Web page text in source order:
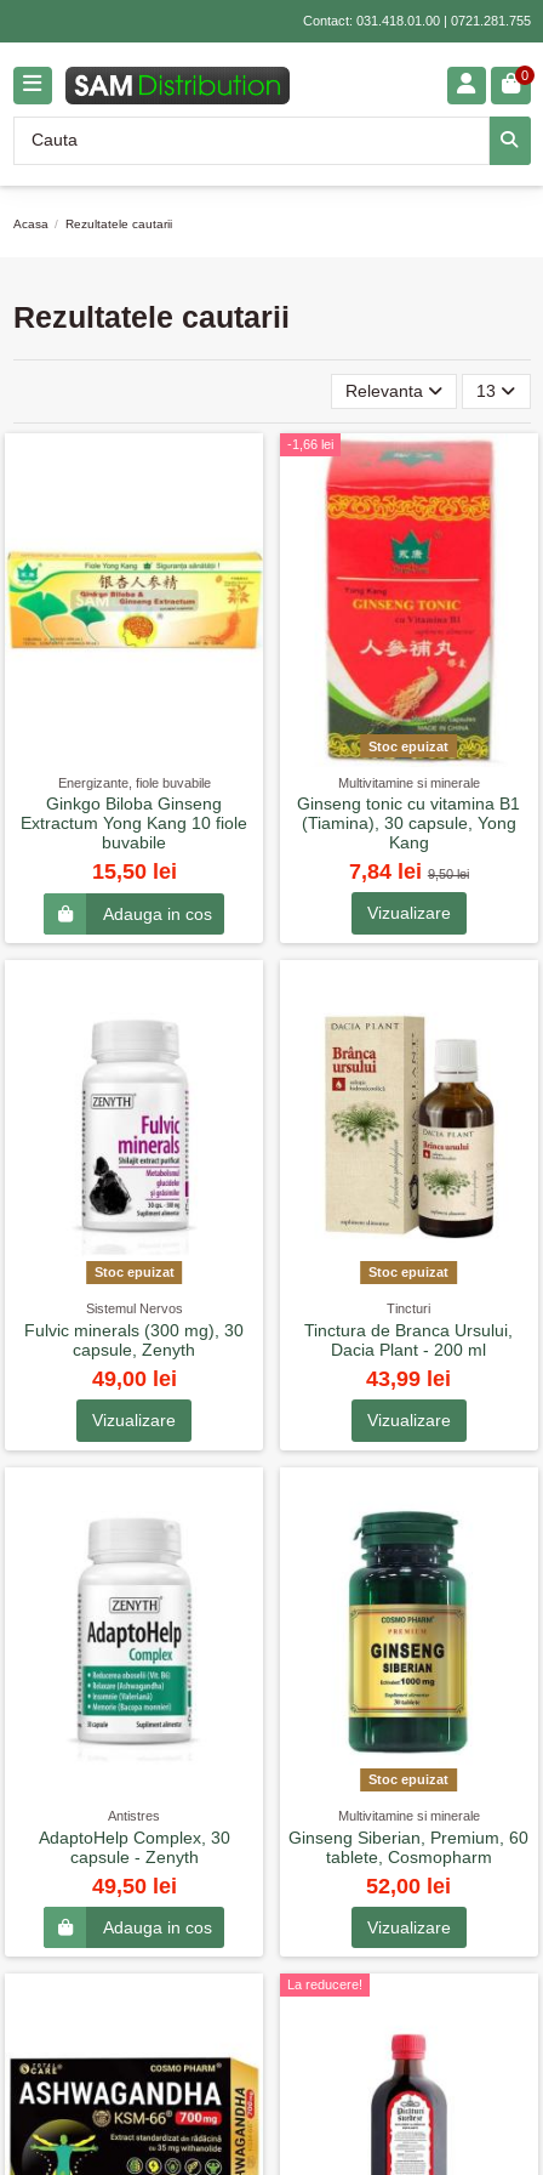
Contact: 031.418.01.00| 0721.281.755
0
Acasa Rezultatele cautarii
Rezultatele cautarii
Relevanta 13
Energizante, fiole buvabile
Ginkgo Biloba Ginseng
Extractum Yong Kang 10 fiole
buvabile
15,50 lei
Adauga in cos
-1,66 lei
Stoc epuizat
Multivitamine si minerale
Ginseng tonic cu vitamina B1
(Tiamina), 30 capsule, Yong
Kang
7,84 lei9,50 lei
Vizualizare
Stoc epuizat
Sistemul Nervos
Fulvic minerals (300 mg), 30
capsule, Zenyth
49,00 lei
Vizualizare
Stoc epuizat
Tincturi
Tinctura de Branca Ursului,
Dacia Plant - 200 ml
43,99 lei
Vizualizare
Antistres
AdaptoHelp Complex, 30
capsule - Zenyth
49,50 lei
Adauga in cos
Stoc epuizat
Multivitamine si minerale
Ginseng Siberian, Premium, 60
tablete, Cosmopharm
52,00 lei
Vizualizare
La reducere!